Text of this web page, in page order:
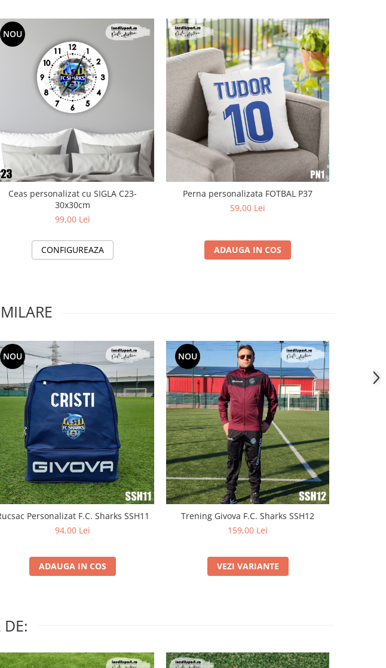
NOU
Ceas personalizat cu SIGLA C23-
30x30cm
99,00 Lei
CONFIGUREAZA
Perna personalizata FOTBAL P37
59,00 Lei
ADAUGA IN COS
NOU
Personalizat F.C. Sharks SSH11
94,00 Lei
ADAUGA IN COS
NOU
Trening Givova F.C. Sharks SSH12
159,00 Lei
VEZI VARIANTE